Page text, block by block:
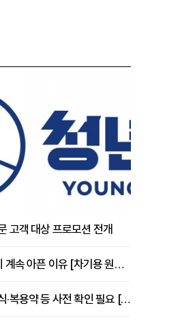
고객 대상 프로모션 전개
허리 MRI는 정상인데 계속 아픈 이유 [차기용 원장 칼럼]
휴가철 건강검진, 금식·복용약 등 사전 확인 필요 [정도감 원장 칼럼]